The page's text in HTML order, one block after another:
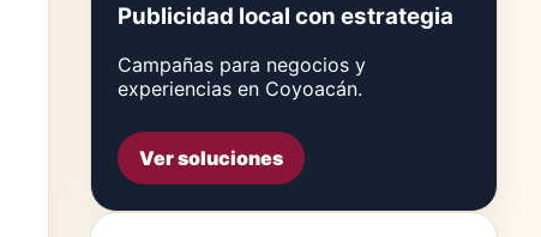
Publicidad local con estrategia
Campañas para negocios y
experiencias en Coyoacán.
Ver soluciones